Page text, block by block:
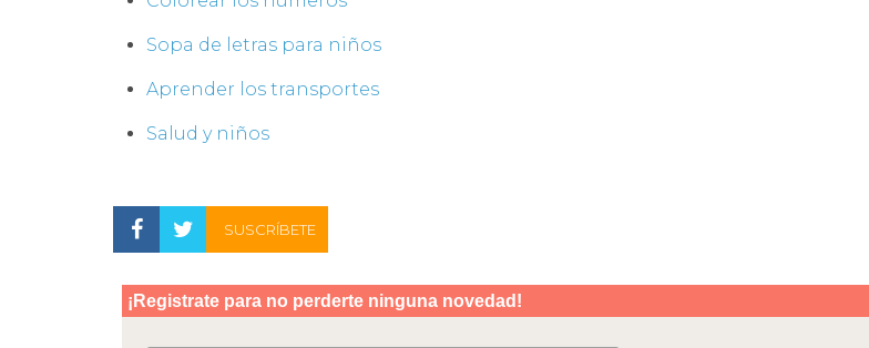
Sopa de letras para niños
Aprender los transportes
Salud y niños
SUSCRÍBETE